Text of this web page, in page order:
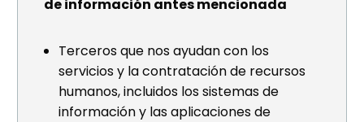
de información antes mencionada
Terceros que nos ayudan con los
servicios y la contratación de recursos
humanos, incluidos los sistemas de
información y las aplicaciones de